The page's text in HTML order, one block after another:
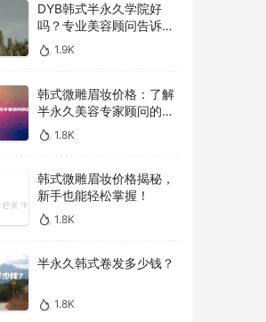
DYB韩式半永久学院好
吗？专业美容顾问告诉你
答案！
1.9K
韩式微雕眉妆价格：了解
半永久美容专家顾问的建
议 1.8K
韩式微雕眉妆价格揭秘，
新手也能轻松掌握！
1.8K
半永久韩式卷发多少钱？
1.8K